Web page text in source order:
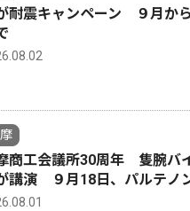
耐震キャンペーン ９月か
商工会議所30周年 隻腕バ
講演 ９月18日、パルテノ